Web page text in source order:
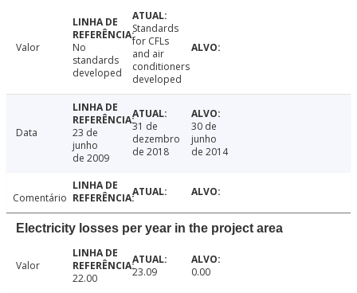
Valor
No
standards
developed
Standards
for CFLs
and air
conditioners
developed
Data
23 de
junho
de 2009
31 de
dezembro
de 2018
30 de
junho
de 2014
Comentário
Electricity losses per year in the project area
Valor
22.00
23.09 0.00